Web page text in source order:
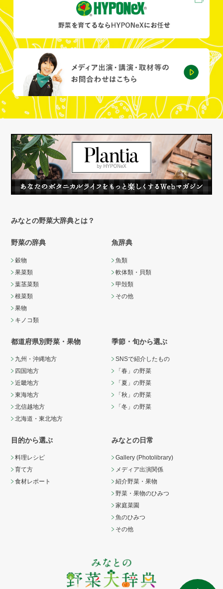
みなとの野菜大辞典とは？
野菜の辞典
穀物
果菜類
葉茎菜類
根菜類
果物
キノコ類
魚辞典
魚類
軟体類・貝類
甲殻類
その他
都道府県別野菜・果物
九州・沖縄地方
四国地方
近畿地方
東海地方
北信越地方
北海道・東北地方
季節・旬から選ぶ
SNSで紹介したもの
「春」の野菜
「夏」の野菜
「秋」の野菜
「冬」の野菜
目的から選ぶ
料理レシピ
育て方
食材レポート
みなとの日常
Gallery (Photolibrary)
メディア出演関係
紹介野菜・果物
野菜・果物のひみつ
家庭菜園
魚のひみつ
その他